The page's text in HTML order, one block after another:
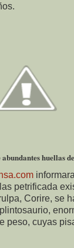
huellas
petrificada
Corire, se
peso, cuyas